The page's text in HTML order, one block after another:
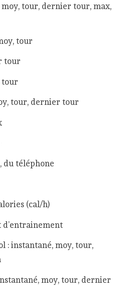
moy, tour, dernier tour, max,
tour
tour
tour
tour, dernier tour
du téléphone
(cal/h)
d’entrainement
: instantané, moy, tour,
moy, tour, dernier